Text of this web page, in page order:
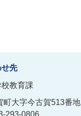
せ先
校教育課
町大字今古賀513番地
293-0806